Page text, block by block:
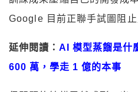
Google 目前正聯手試圖阻止
延伸閱讀： AI 模型蒸餾是什
600 萬，學走 1 億的本事